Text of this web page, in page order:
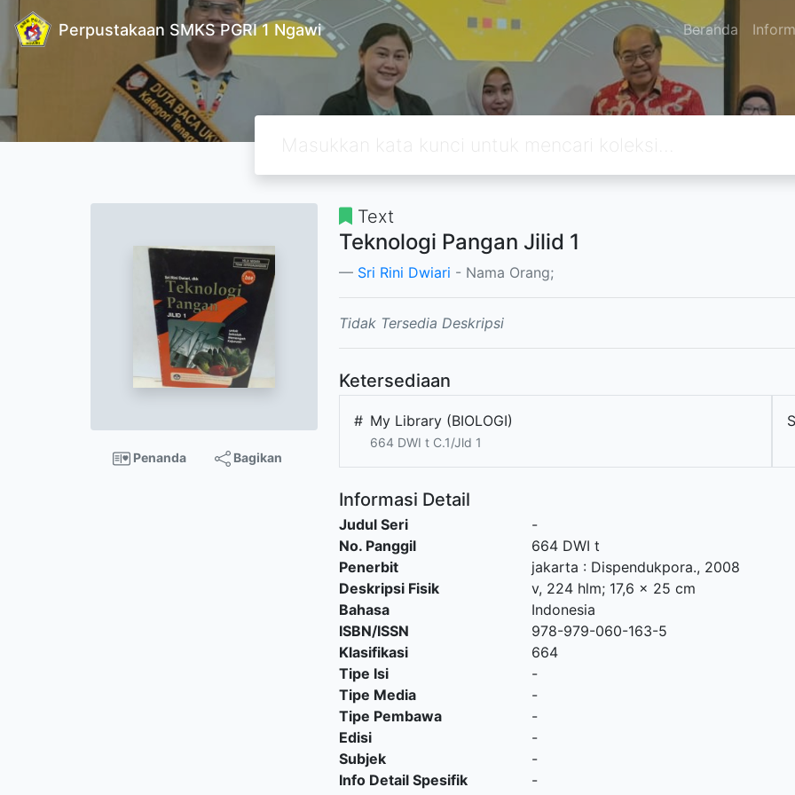
Perpustakaan SMKS PGRI 1 Ngawi Beranda
Penanda Bagikan
Text
Teknologi Pangan Jilid 1
Sri Rini Dwiari - Nama Orang;
Tidak Tersedia Deskripsi
Ketersediaan
# My Library (BIOLOGI)
664 DWI t C.1/Jld 1
Informasi Detail
Judul Seri
-
No. Panggil
664 DWI t
Penerbit
jakarta : Dispendukpora., 2008
Deskripsi Fisik
v, 224 hlm; 17,6 x 25 cm
Bahasa
Indonesia
ISBN/ISSN
978-979-060-163-5
Klasifikasi
664
Tipe Isi
-
Tipe Media
-
Tipe Pembawa
-
Edisi
-
Subjek
-
Info Detail Spesifik
-